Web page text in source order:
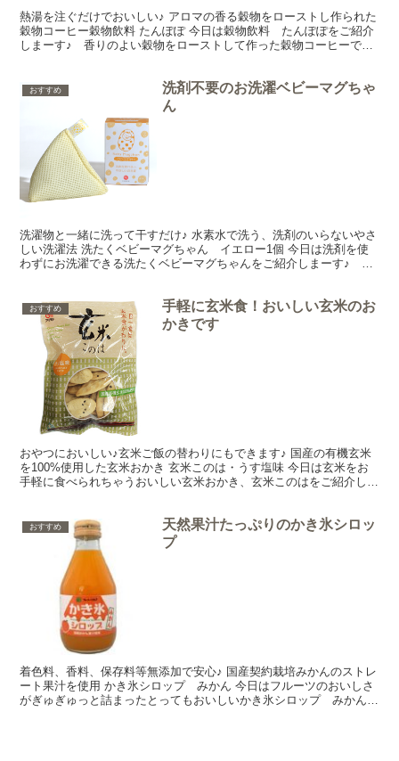
熱湯を注ぐだけでおいしい♪ アロマの香る穀物をローストし作られた
穀物コーヒー穀物飲料 たんぽぽ 今日は穀物飲料 たんぽぽをご紹介
しまーす♪ 香りのよい穀物をローストして作った穀物コーヒーで香
おすすめ
洗剤不要のお洗濯ベビーマグちゃ
ん
洗濯物と一緒に洗って干すだけ♪ 水素水で洗う、洗剤のいらないやさ
しい洗濯法 洗たくベビーマグちゃん イエロー1個 今日は洗剤を使
わずにお洗濯できる洗たくベビーマグちゃんをご紹介しまーす♪ 洗
おすすめ
手軽に玄米食！おいしい玄米のお
かきです
おやつにおいしい♪玄米ご飯の替わりにもできます♪ 国産の有機玄米
を100%使用した玄米おかき 玄米このは・うす塩味 今日は玄米をお
手軽に食べられちゃうおいしい玄米おかき、玄米このはをご紹介しま
おすすめ
天然果汁たっぷりのかき氷シロッ
プ
着色料、香料、保存料等無添加で安心♪ 国産契約栽培みかんのストレ
ート果汁を使用 かき氷シロップ みかん 今日はフルーツのおいしさ
がぎゅぎゅっと詰まったとってもおいしいかき氷シロップ みかんを